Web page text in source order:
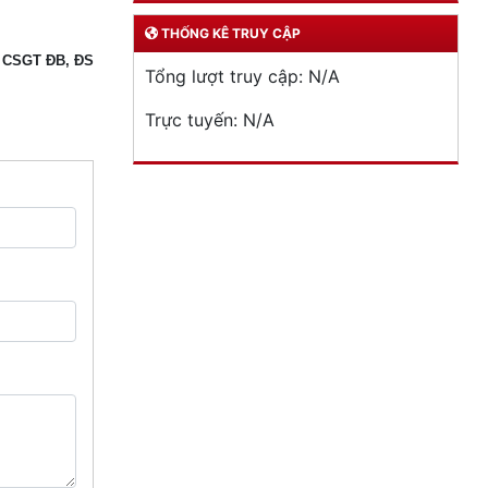
CSGT ĐB, ĐS
THỐNG KÊ TRUY CẬP
Tổng lượt truy cập: N/A
Trực tuyến: N/A